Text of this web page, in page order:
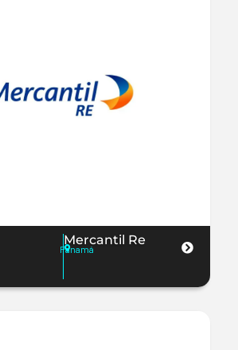
Mercantil Re
Panamá